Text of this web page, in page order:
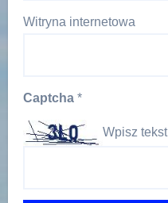
Witryna internetowa
Captcha *
Wpisz